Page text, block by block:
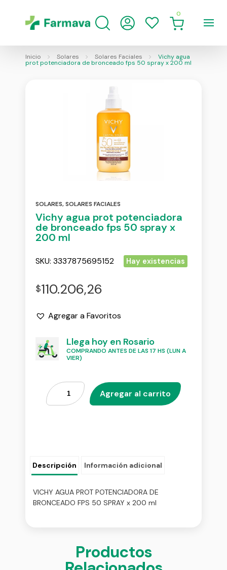
0
Inicio Solares Solares Faciales Vichy agua
prot potenciadora de bronceado fps 50 spray x 200 ml
SOLARES,SOLARES FACIALES
Vichy agua prot potenciadora
de bronceado fps 50 spray x
200 ml
SKU: 3337875695152 Hay existencias
$110.206,26
Agregar a Favoritos
Llega hoy en Rosario
COMPRANDO ANTES DE LAS 17 HS (LUN A
VIER)
Agregar al carrito
Descripción Información adicional
VICHY AGUA PROT POTENCIADORA DE
BRONCEADO FPS 50 SPRAY x 200 ml
Productos